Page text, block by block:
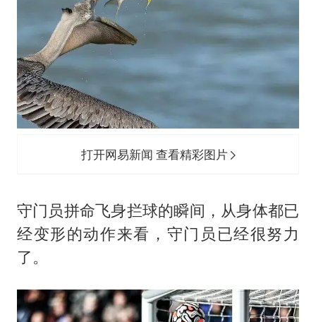
打开网易新闻 查看精彩图片
守门员拼命飞身拦球的瞬间，从身体都已
经变形的动作来看，守门员已经很努力
了。